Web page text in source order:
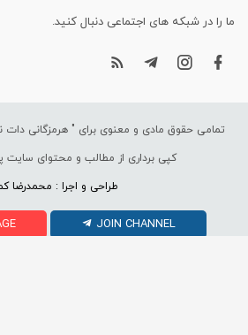
ما را در شبکه های اجتماعی دنبال کنید.
تمامی حقوق مادی و معنوی برای " هرمزگانی دات
کپی برداری از مطالب و محتوای سایت
طراحی و اجرا : محمدرضا
JOIN CHANNEL